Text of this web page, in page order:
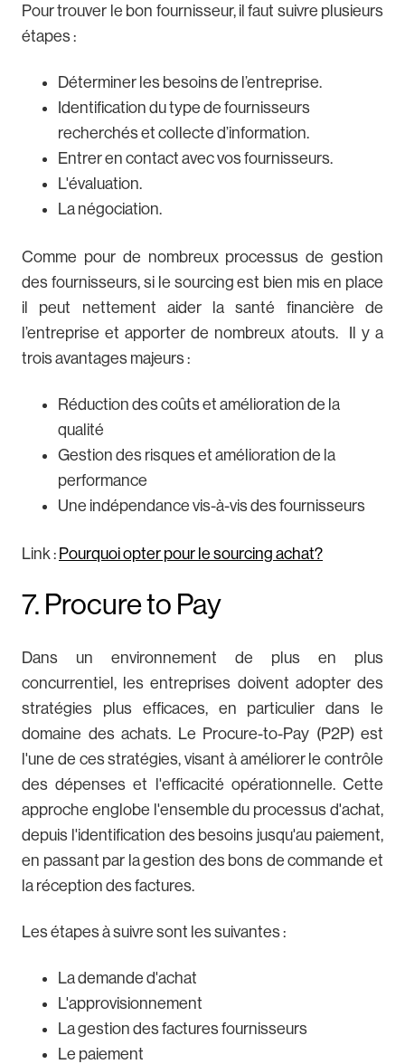
Pour trouver le bon fournisseur, il faut suivre plusieurs
étapes :
Déterminer les besoins de l’entreprise.
Identification du type de fournisseurs
recherchés et collecte d’information.
Entrer en contact avec vos fournisseurs.
L'évaluation.
La négociation.
Comme pour de nombreux processus de gestion
des fournisseurs, si le sourcing est bien mis en place
il peut nettement aider la santé financière de
l’entreprise et apporter de nombreux atouts. Il y a
trois avantages majeurs :
Réduction des coûts et amélioration de la
qualité
Gestion des risques et amélioration de la
performance
Une indépendance vis-à-vis des fournisseurs
Link : Pourquoi opter pour le sourcing achat?
7. Procure to Pay
Dans un environnement de plus en plus
concurrentiel, les entreprises doivent adopter des
stratégies plus efficaces, en particulier dans le
domaine des achats. Le Procure-to-Pay (P2P) est
l'une de ces stratégies, visant à améliorer le contrôle
des dépenses et l'efficacité opérationnelle. Cette
approche englobe l'ensemble du processus d'achat,
depuis l'identification des besoins jusqu'au paiement,
en passant par la gestion des bons de commande et
la réception des factures.
Les étapes à suivre sont les suivantes :
La demande d'achat
L'approvisionnement
La gestion des factures fournisseurs
Le paiement